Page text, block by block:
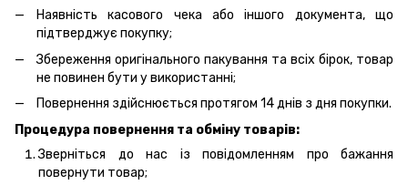
Наявність касового чека або іншого документа, що
підтверджує покупку;
Збереження оригінального пакування та всіх бірок, товар
не повинен бути у використанні;
Повернення здійснюється протягом 14 днів з дня покупки.
Процедура повернення та обміну товарів:
Зверніться до нас із повідомленням про бажання
повернути товар;